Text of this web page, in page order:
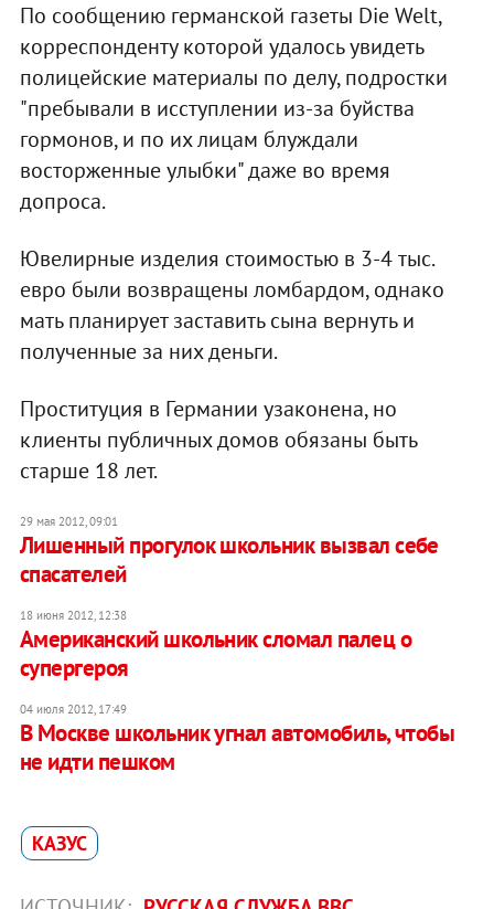
По сообщению германской газеты Die Welt,
корреспонденту которой удалось увидеть
полицейские материалы по делу, подростки
"пребывали в исступлении из-за буйства
гормонов, и по их лицам блуждали
восторженные улыбки" даже во время
допроса.
Ювелирные изделия стоимостью в 3-4 тыс.
евро были возвращены ломбардом, однако
мать планирует заставить сына вернуть и
полученные за них деньги.
Проституция в Германии узаконена, но
клиенты публичных домов обязаны быть
старше 18 лет.
29 мая 2012, 09:01
Лишенный прогулок школьник вызвал себе
спасателей
18 июня 2012, 12:38
Американский школьник сломал палец о
супергероя
04 июля 2012, 17:49
В Москве школьник угнал автомобиль, чтобы
не идти пешком
КАЗУС